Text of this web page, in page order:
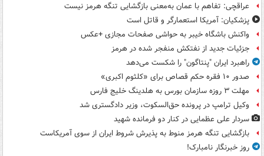
عراقچی: تفاهم با عمان به‌معنی بازگشایی تنگه هرمز نیست
پزشکیان: آمریکا استعمارگر و قاتل است
واکنش باشگاه خیبر به حواشی صفحات مجازی +عکس
جزئیات جدید از نفتکش منفجر شده در هرمز
راهبرد ایران "پنتاگون" را شکست می‌دهد
صدور ۱۰ فقره حکم قصاص برای «کلثوم اکبری»
مهلت ۳ روزه سازمان بورس به هلدینگ خلیج فارس
وکیل ترامپ در پرونده حق‌السکوت، وزیر دادگستری شد
سردار علی عظمایی در کنار دو فرمانده شهید
بازگشایی تنگه هرمز منوط به پذیرش شروط ایران از سوی آمریکاست
روز خبرنگار نامبارک!